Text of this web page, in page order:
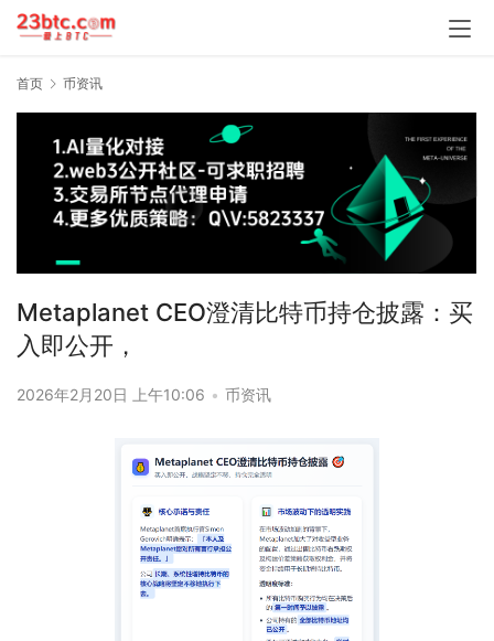
首页 币资讯
Metaplanet CEO澄清比特币持仓披露：买
入即公开，
2026年2月20日 上午10:06 • 币资讯